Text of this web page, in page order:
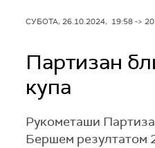
СУБОТА, 26.10.2024, 19:58 ->
Партизан
купа
Рукометаши
Бершем резултатом